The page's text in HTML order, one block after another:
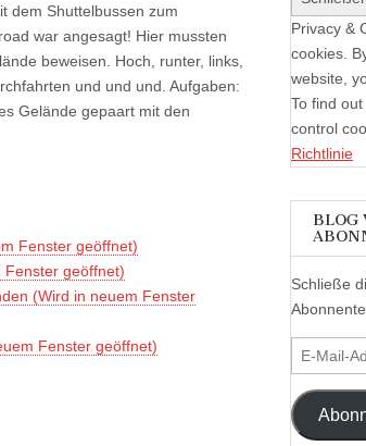
dem Shuttelbussen zum
war angesagt! Hier mussten
beweisen. Hoch, runter, links,
und und und. Aufgaben:
Gelände gepaart mit den
Fenster geöffnet)
Fenster geöffnet)
(Wird in neuem Fenster
Fenster geöffnet)
Privacy &
cookies.
website,
To find
control
Richtlinie
BLOG
Schließe
E-
Mail-
Adresse